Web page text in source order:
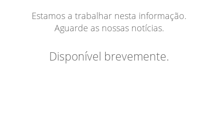
Estamos a trabalhar nesta informação.
Aguarde as nossas notícias.
Disponível brevemente.